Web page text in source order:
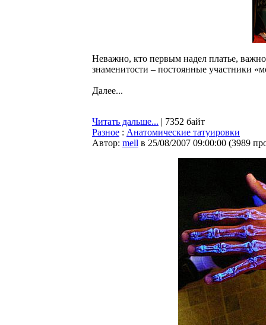
Неважно, кто первым надел платье,
знаменитости – постоянные участники
Далее...
Читать дальше... | 7352 байт
Разное : Анатомические татуировки
Автор: mell в 25/08/2007 09:00:00 (3989